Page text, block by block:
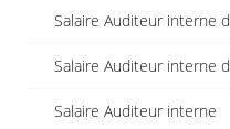
Salaire Auditeur interne
Salaire Auditeur interne
Salaire Auditeur interne